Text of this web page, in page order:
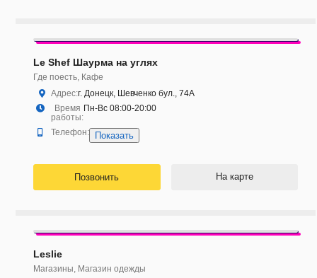
Le Shef Шаурма на углях
Где поесть, Кафе
Адрес:г. Донецк, Шевченко бул., 74А
Время
работы:
Пн-Вс 08:00-20:00
Телефон: Показать
Позвонить На карте
Leslie
Магазины, Магазин одежды